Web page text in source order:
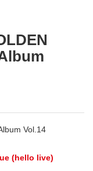
Vol.14
(hello live)